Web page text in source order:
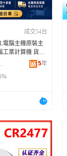
成交54台
電腦主機原裝主
工業計算機 貨號
限公司 5年